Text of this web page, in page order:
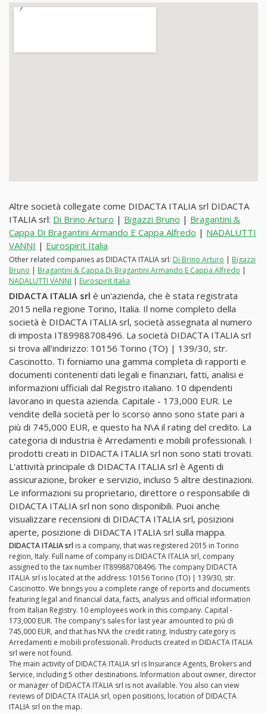
Altre società collegate come DIDACTA ITALIA srl DIDACTA
ITALIA srl: Di Brino Arturo | Bigazzi Bruno | Bragantini &
Cappa Di Bragantini Armando E Cappa Alfredo | NADALUTTI
VANNI | Eurospirit Italia
Other related companies as DIDACTA ITALIA srl: Di Brino Arturo | Bigazzi
Bruno | Bragantini & Cappa Di Bragantini Armando E Cappa Alfredo |
NADALUTTI VANNI | Eurospirit Italia
DIDACTA ITALIA srl è un'azienda, che è stata registrata
2015 nella regione Torino, Italia. Il nome completo della
società è DIDACTA ITALIA srl, società assegnata al numero
di imposta IT89988708496. La società DIDACTA ITALIA srl
si trova all'indirizzo: 10156 Torino (TO) | 139/30, str.
Cascinotto. Ti forniamo una gamma completa di rapporti e
documenti contenenti dati legali e finanziari, fatti, analisi e
informazioni ufficiali dal Registro italiano. 10 dipendenti
lavorano in questa azienda. Capitale - 173,000 EUR. Le
vendite della società per lo scorso anno sono state pari a
più di 745,000 EUR, e questo ha N\A il rating del credito. La
categoria di industria è Arredamenti e mobili professionali. I
prodotti creati in DIDACTA ITALIA srl non sono stati trovati.
L'attività principale di DIDACTA ITALIA srl è Agenti di
assicurazione, broker e servizio, incluso 5 altre destinazioni.
Le informazioni su proprietario, direttore o responsabile di
DIDACTA ITALIA srl non sono disponibili. Puoi anche
visualizzare recensioni di DIDACTA ITALIA srl, posizioni
aperte, posizione di DIDACTA ITALIA srl sulla mappa.
DIDACTA ITALIA srl is a company, that was registered 2015 in Torino
region, Italy. Full name of company is DIDACTA ITALIA srl, company
assigned to the tax number IT89988708496. The company DIDACTA
ITALIA srl is located at the address: 10156 Torino (TO) | 139/30, str.
Cascinotto. We brings you a complete range of reports and documents
featuring legal and financial data, facts, analysis and official information
from Italian Registry. 10 employees work in this company. Capital -
173,000 EUR. The company's sales for last year amounted to più di
745,000 EUR, and that has N\A the credit rating. Industry category is
Arredamenti e mobili professionali. Products created in DIDACTA ITALIA
srl were not found.
The main activity of DIDACTA ITALIA srl is Insurance Agents, Brokers and
Service, including 5 other destinations. Information about owner, director
or manager of DIDACTA ITALIA srl is not available. You also can view
reviews of DIDACTA ITALIA srl, open positions, location of DIDACTA
ITALIA srl on the map.